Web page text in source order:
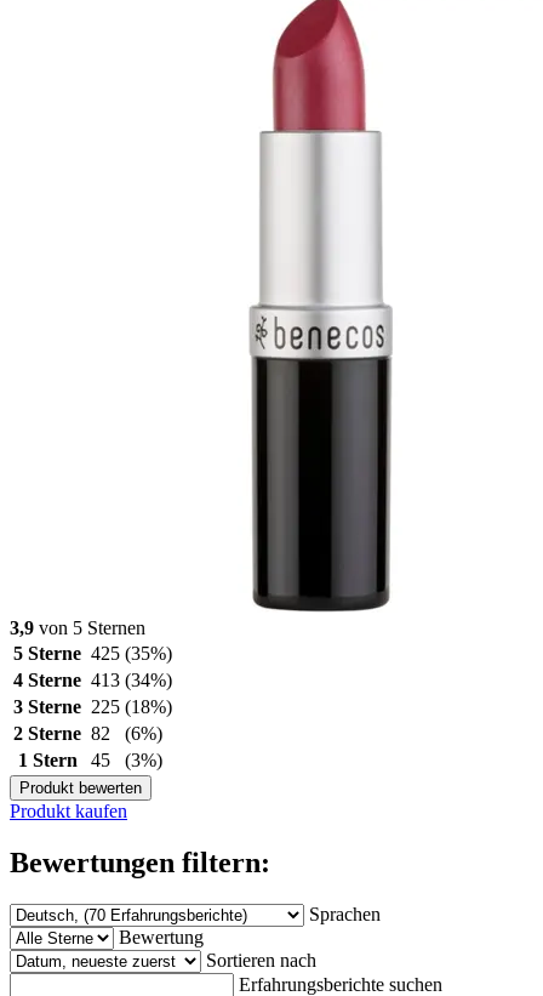
3,9 von 5 Sternen
5 Sterne 425 (35%)
4 Sterne 413 (34%)
3 Sterne 225 (18%)
2 Sterne 82
(6%)
1 Stern
45 (3%)
Produkt bewerten
Produkt kaufen
Bewertungen filtern:
Sprachen
Bewertung
Sortieren nach
Erfahrungsberichte suchen